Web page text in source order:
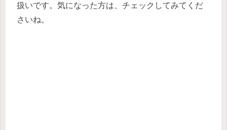
扱いです。気になった方は、チェックしてみてくだ
さいね。